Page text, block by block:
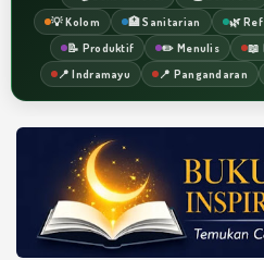
💡 Kolom
🏥 Sanitarian 🌿
📝 Produktif
✏️ Menulis 📖
📍 Indramayu
📍 Pangandaran